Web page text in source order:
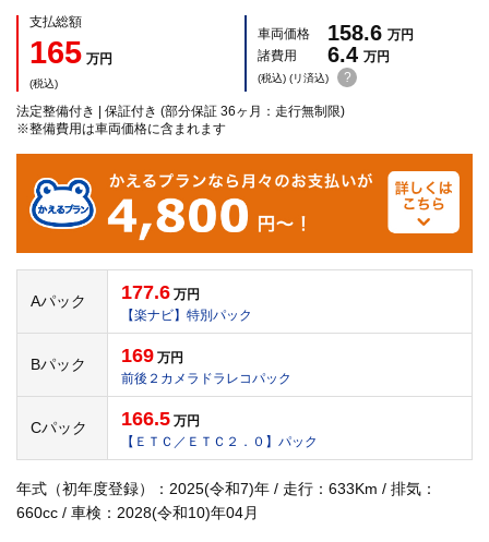
支払総額
165 万円
(税込)
車両価格 158.6 万円
諸費用
6.4 万円
(税込) (リ済込) ?
法定整備付き | 保証付き (部分保証 36ヶ月：走行無制限)
※整備費用は車両価格に含まれます
Aパック 177.6 万円
【楽ナビ】特別パック
Bパック 169 万円
前後２カメラドラレコパック
Cパック 166.5 万円
【ＥＴＣ／ＥＴＣ２．０】パック
年式（初年度登録）：2025(令和7)年 / 走行：633Km / 排気：
660cc / 車検：2028(令和10)年04月